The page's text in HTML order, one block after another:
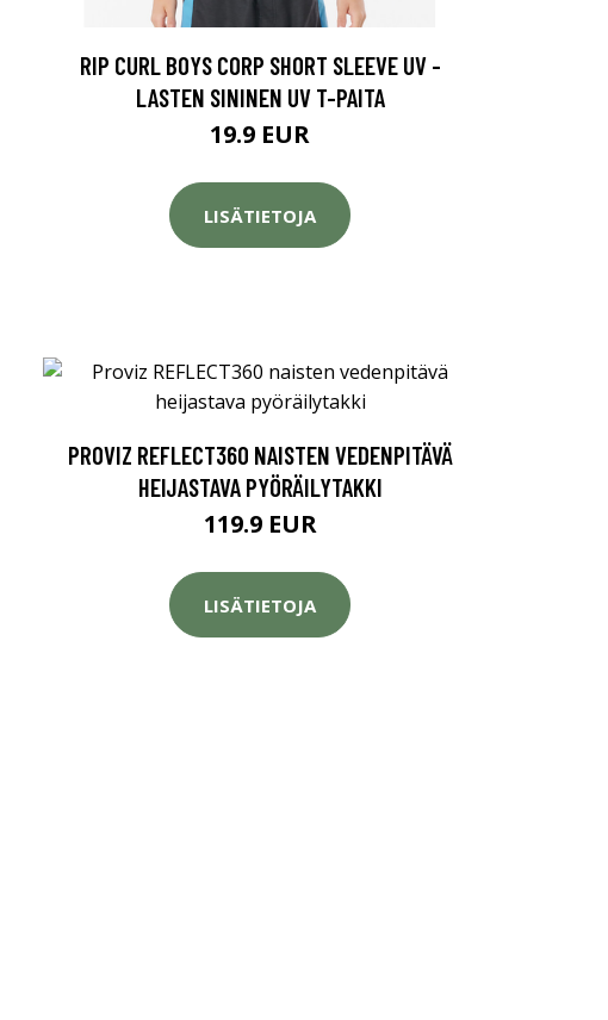
RIP CURL BOYS CORP SHORT SLEEVE UV -
LASTEN SININEN UV T-PAITA
19.9 EUR
LISÄTIETOJA
PROVIZ REFLECT360 NAISTEN VEDENPITÄVÄ
HEIJASTAVA PYÖRÄILYTAKKI
119.9 EUR
LISÄTIETOJA